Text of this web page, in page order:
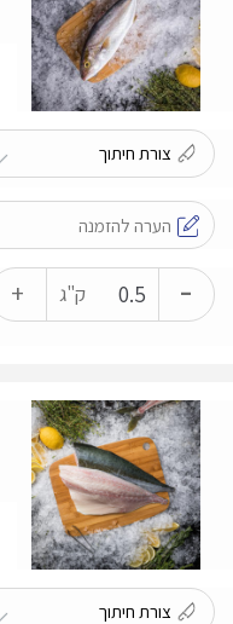
-
כמות
של
ק"ג +